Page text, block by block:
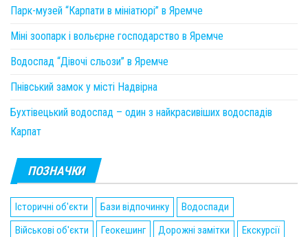
Парк-музей “Карпати в мініатюрі” в Яремче
Міні зоопарк і вольєрне господарство в Яремче
Водоспад “Дівочі сльози” в Яремче
Пнівський замок у місті Надвірна
Бухтівецький водоспад – один з найкрасивіших водоспадів
Карпат
ПОЗНАЧКИ
Історичні об'єкти Бази відпочинку
Водоспади
Військові об'єкти
Геокешинг Дорожні замітки Екскурсії